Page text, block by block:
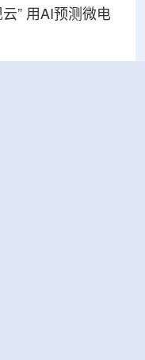
” 用AI预测微电